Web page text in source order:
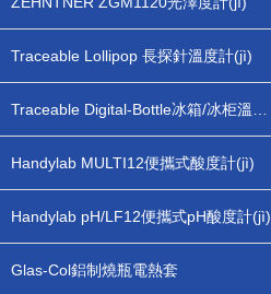
Traceable Lollipop 長探針溫度計(jì)
Handylab MULTI12便攜式酸度計(jì)
Handylab pH/LF12便攜式pH酸度計(jì)
Glas-Col鋁制燒瓶電熱套